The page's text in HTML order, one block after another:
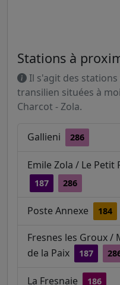
Stations à
Il s'agit des
transilien situées à
Charcot - Zola.
Gallieni 286
Emile Zola / Le Petit
187
286
Poste Annexe 184
Fresnes les Groux /
de la Paix
187
La Fresnaie 186